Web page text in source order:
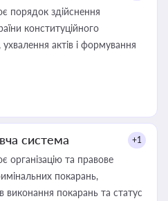
порядок здійснення
конституційного
актів і формування
система +1
організацію та правове
покарань,
виконання покарань та статус